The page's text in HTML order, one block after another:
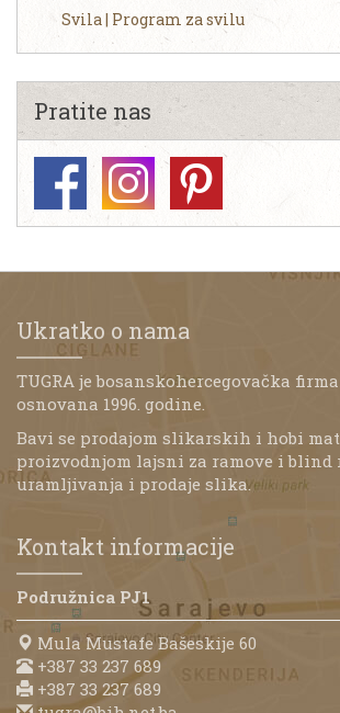
Svila | Program za svilu
Pratite nas
Ukratko o nama
TUGRA je bosanskohercegovačka
osnovana 1996. godine.
Bavi se prodajom slikarskih i hobi
proizvodnjom lajsni za ramove i blind
uramljivanja i prodaje slika.
Kontakt informacije
Podružnica PJ1
Mula Mustafe Bašeskije 60
+387 33 237 689
+387 33 237 689